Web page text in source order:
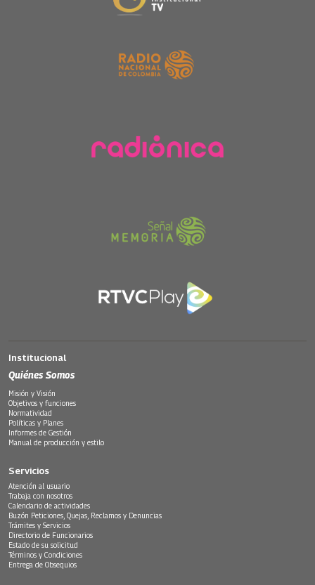
Institucional
Quiénes Somos
Misión y Visión
Objetivos y funciones
Normatividad
Políticas y Planes
Informes de Gestión
Manual de producción y estilo
Servicios
Atención al usuario
Trabaja con nosotros
Calendario de actividades
Buzón Peticiones, Quejas, Reclamos y Denuncias
Trámites y Servicios
Directorio de Funcionarios
Estado de su solicitud
Términos y Condiciones
Entrega de Obsequios